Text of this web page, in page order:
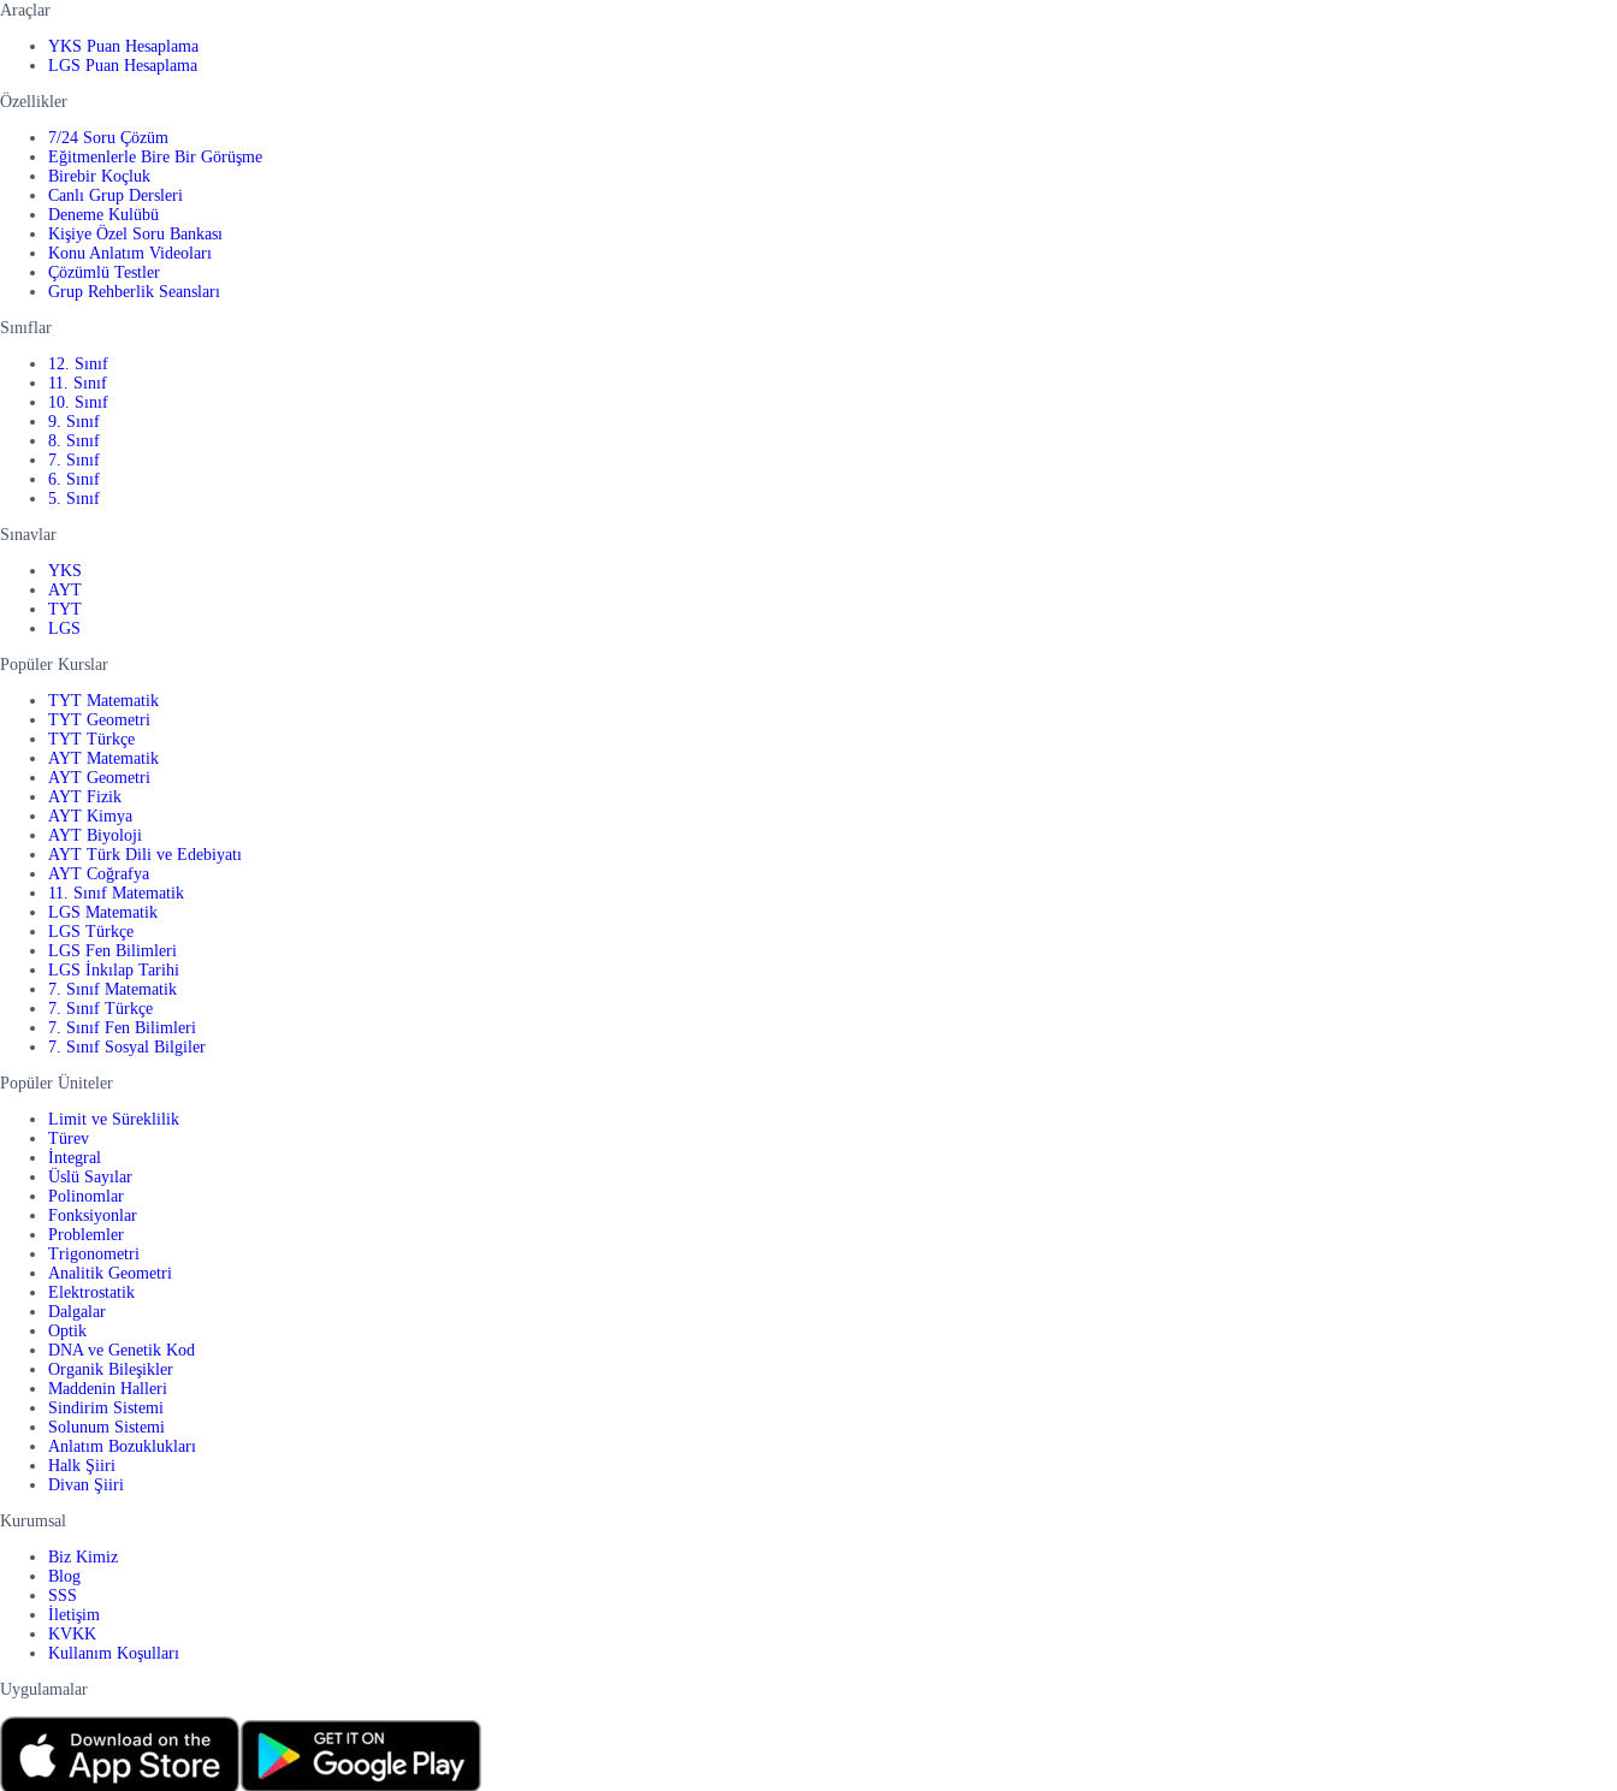
Araçlar
YKS Puan Hesaplama
LGS Puan Hesaplama
Özellikler
7/24 Soru Çözüm
Eğitmenlerle Bire Bir Görüşme
Birebir Koçluk
Canlı Grup Dersleri
Deneme Kulübü
Kişiye Özel Soru Bankası
Konu Anlatım Videoları
Çözümlü Testler
Grup Rehberlik Seansları
Sınıflar
12. Sınıf
11. Sınıf
10. Sınıf
9. Sınıf
8. Sınıf
7. Sınıf
6. Sınıf
5. Sınıf
Sınavlar
YKS
AYT
TYT
LGS
Popüler Kurslar
TYT Matematik
TYT Geometri
TYT Türkçe
AYT Matematik
AYT Geometri
AYT Fizik
AYT Kimya
AYT Biyoloji
AYT Türk Dili ve Edebiyatı
AYT Coğrafya
11. Sınıf Matematik
LGS Matematik
LGS Türkçe
LGS Fen Bilimleri
LGS İnkılap Tarihi
7. Sınıf Matematik
7. Sınıf Türkçe
7. Sınıf Fen Bilimleri
7. Sınıf Sosyal Bilgiler
Popüler Üniteler
Limit ve Süreklilik
Türev
İntegral
Üslü Sayılar
Polinomlar
Fonksiyonlar
Problemler
Trigonometri
Analitik Geometri
Elektrostatik
Dalgalar
Optik
DNA ve Genetik Kod
Organik Bileşikler
Maddenin Halleri
Sindirim Sistemi
Solunum Sistemi
Anlatım Bozuklukları
Halk Şiiri
Divan Şiiri
Kurumsal
Biz Kimiz
Blog
SSS
İletişim
KVKK
Kullanım Koşulları
Uygulamalar